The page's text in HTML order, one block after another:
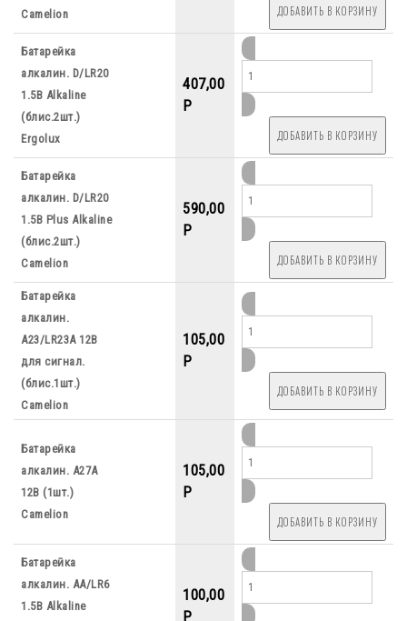
Camelion
Батарейка
алкалин. D/LR20
1.5B Alkaline
(блис.2шт.)
Ergolux
407,00
P
Батарейка
алкалин. D/LR20
1.5B Plus Alkaline
(блис.2шт.)
Camelion
590,00
P
Батарейка
алкалин.
А23/LR23А 12В
для сигнал.
(блис.1шт.)
Camelion
105,00
P
Батарейка
алкалин. А27А
12В (1шт.)
Camelion
105,00
P
Батарейка
алкалин. АА/LR6
1.5B Alkaline
100,00
P